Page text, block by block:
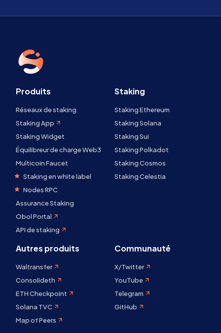
Produits
Réseaux de staking
Staking App
Staking Widget
Équilibreur de charge Web3
Multicoin Faucet
Staking en white label
Nodes RPC
Assurance Staking
Obol Portal
API de staking
Staking
Staking Ethereum
Staking Solana
Staking Sui
Staking Polkadot
Staking Cosmos
Staking Celestia
Autres produits
Waltransfer
Consolideth
ETH Checkpoint
Solana TVC
Map of Peers
Communauté
X/Twitter
YouTube
Telegram
GitHub